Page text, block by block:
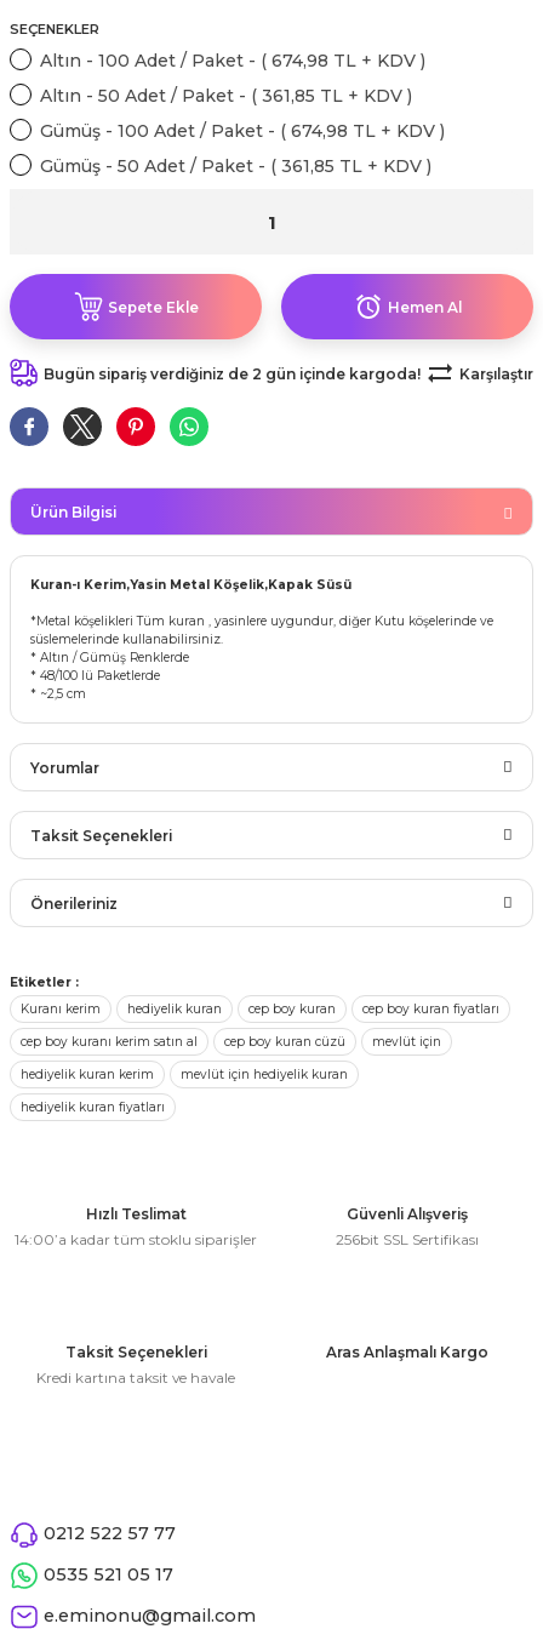
Veda Parti Malzemeleri
Süsleri (Halloween)
VE NİKAH Şekeri SARF
Objeler
Maskeleri
süsleri
Çorap
Çeşitleri
Malzemeleri
Taş Baskı Ürünleri
Ürünleri
SEÇENEKLER
Altın - 100 Adet / Paket - ( 674,98 TL + KDV )
Altın - 50 Adet / Paket - ( 361,85 TL + KDV )
Gümüş - 100 Adet / Paket - ( 674,98 TL + KDV )
Gümüş - 50 Adet / Paket - ( 361,85 TL + KDV )
Sepete Ekle Hemen Al
Bugün sipariş verdiğiniz de 2 gün içinde kargoda! Karşılaştır
Ürün Bilgisi
Kuran-ı Kerim,Yasin Metal Köşelik,Kapak Süsü
*Metal köşelikleri Tüm kuran , yasinlere uygundur, diğer Kutu köşelerinde ve
süslemelerinde kullanabilirsiniz.
* Altın / Gümüş Renklerde
* 48/100 lü Paketlerde
* ~2,5 cm
Yorumlar
Bu ürüne ilk yorumu siz yapın!
Taksit Seçenekleri
Önerileriniz
Bu ürünün fiyat bilgisi, resim, ürün açıklamalarında ve diğer
konularda yetersiz gördüğünüz noktaları öneri formunu
kullanarak tarafımıza iletebilirsiniz.
Görüş ve önerileriniz için teşekkür ederiz.
Ürün resmi kalitesiz, bozuk veya görüntülenemiyor.
Ürün fiyatı diğer sitelerden daha pahalı.
Bu ürüne benzer farklı alternatifler olmalı.
Etiketler :
Kuranı kerim
hediyelik kuran cep boy kuran cep boy kuran fiyatları
cep boy kuranı kerim satın al cep boy kuran cüzü mevlüt için
hediyelik kuran kerim mevlüt için hediyelik kuran
hediyelik kuran fiyatları
Hızlı Teslimat
14:00’a kadar tüm stoklu siparişler
Güvenli Alışveriş
256bit SSL Sertifikası
Taksit Seçenekleri
Kredi kartına taksit ve havale
Aras Anlaşmalı Kargo
0212 522 57 77
0535 521 05 17
e.eminonu@gmail.com